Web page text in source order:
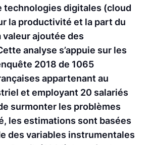
technologies digitales (cloud
la productivité et la part du
valeur ajoutée des
analyse s’appuie sur les
2018 de 1065
appartenant au
et employant 20 salariés
surmonter les problèmes
les estimations sont basées
des variables instrumentales